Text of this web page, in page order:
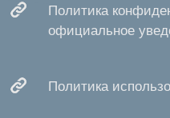
Политика
официальное
Политика